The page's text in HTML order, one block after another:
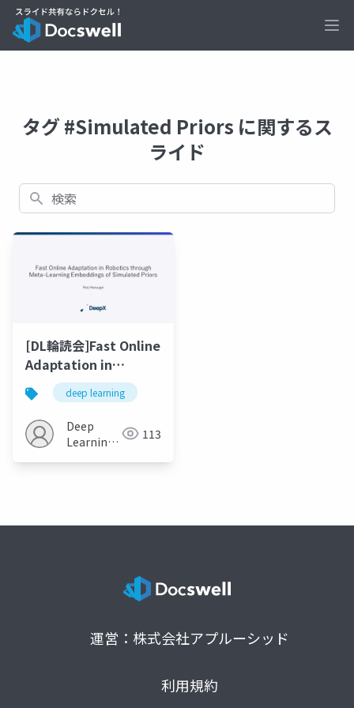
タグ #Simulated Priors に関するス
ライド
検索
[DL輪読会]Fast Online
Adaptation in
Robotics through
Meta-Learning
Embeddings of
Simulated Priors
deep learning
Deep
Learning
113
運営：株式会社アプルーシッド
利用規約